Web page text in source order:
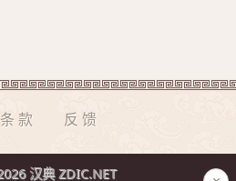
条款 反馈
汉典 ZDIC.NET